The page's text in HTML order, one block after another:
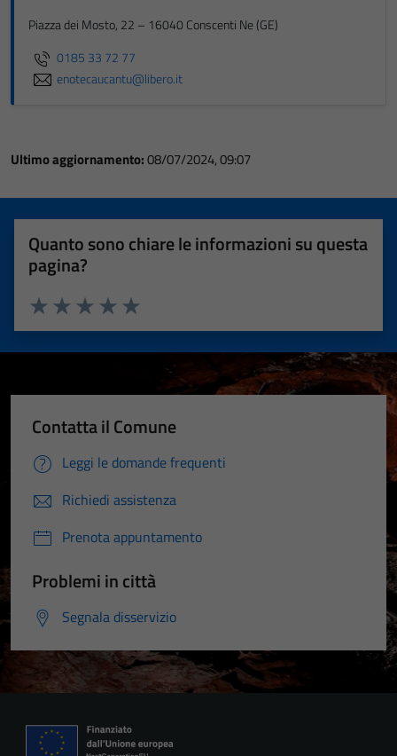
Piazza dei Mosto, 22 – 16040 Conscenti Ne (GE)
0185 33 72 77
enotecaucantu@libero.it
Ultimo aggiornamento:08/07/2024, 09:07
Quanto sono chiare le informazioni su questa
pagina?
Valuta 5 stelle su 5
Valuta 4 stelle su 5
Valuta 3 stelle su 5
Valuta 2 stelle su 5
Valuta 1 stelle su 5
Contatta il Comune
Leggi le domande frequenti
Richiedi assistenza
Prenota appuntamento
Problemi in città
Segnala disservizio